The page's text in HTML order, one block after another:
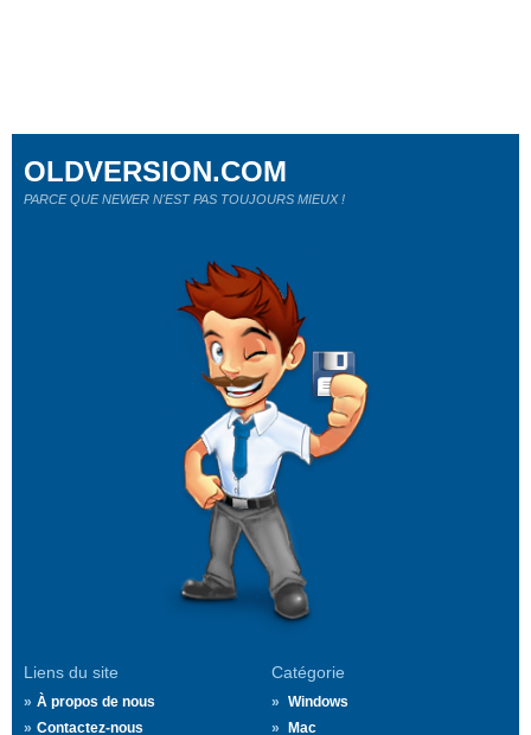
Liens du site
À propos de nous
Contactez-nous
Catégorie
Windows
Mac
OLDVERSION.COM
PARCE QUE NEWER N'EST PAS TOUJOURS MIEUX !